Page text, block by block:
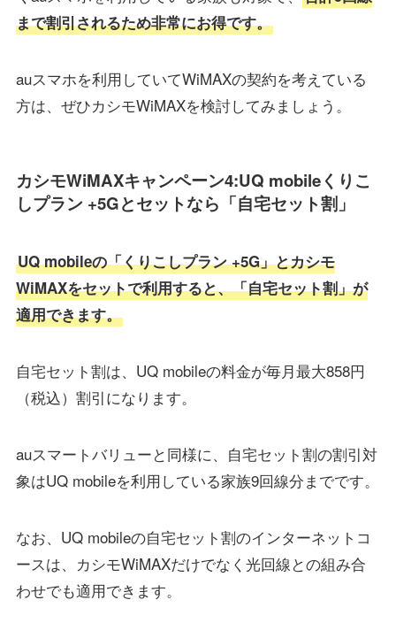
まで割引されるため非常にお得です。
auスマホを利用していてWiMAXの契約を考えている
方は、ぜひカシモWiMAXを検討してみましょう。
カシモWiMAXキャンペーン4:UQ mobileくりこ
しプラン +5Gとセットなら「自宅セット割」
UQ mobileの「くりこしプラン +5G」とカシモ
WiMAXをセットで利用すると、「自宅セット割」が
適用できます。
自宅セット割は、UQ mobileの料金が毎月最大858円
（税込）割引になります。
auスマートバリューと同様に、自宅セット割の割引対
象はUQ mobileを利用している家族9回線分までです。
なお、UQ mobileの自宅セット割のインターネットコ
ースは、カシモWiMAXだけでなく光回線との組み合
わせでも適用できます。